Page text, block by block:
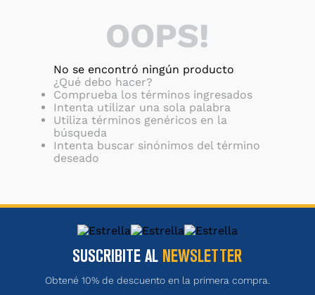
OOPS!
No se encontró ningún producto
¿Qué debo hacer?
Comprueba los términos ingresados
Intenta utilizar una sola palabra
Utiliza términos genéricos en la
búsqueda
Intenta buscar sinónimos del término
deseado
SUSCRIBITE AL NEWSLETTER
Obtené 10% de descuento en la primera compra.